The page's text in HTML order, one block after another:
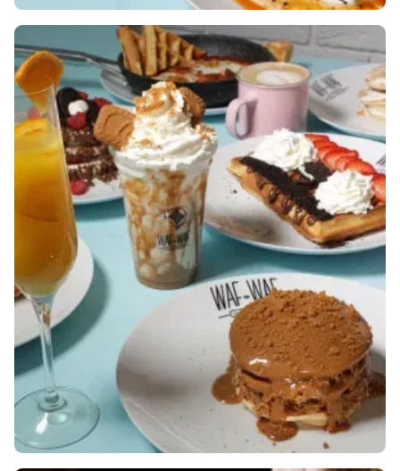
NOVINKY: LOTUS CAKE & ICE
CREAM A LOTUS MILKSHAKE!
August 20, 2024